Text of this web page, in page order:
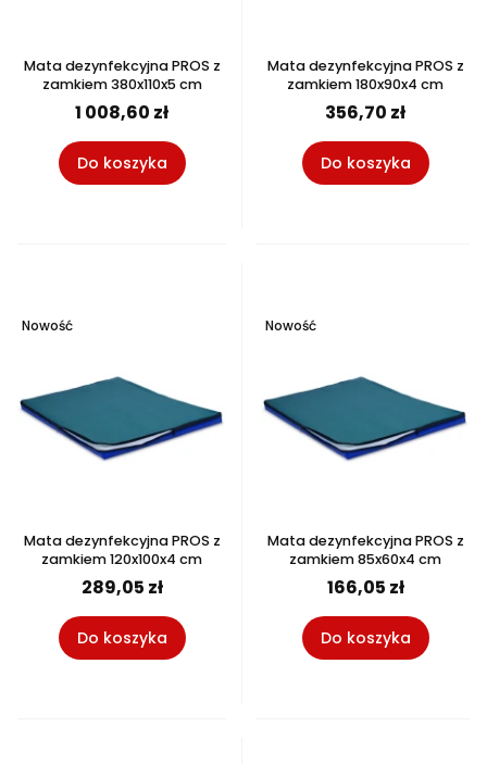
Mata dezynfekcyjna PROS z
zamkiem 380x110x5 cm
1 008,60 zł
Do koszyka
Mata dezynfekcyjna PROS z
zamkiem 180x90x4 cm
356,70 zł
Do koszyka
Nowość
Mata dezynfekcyjna PROS z
zamkiem 120x100x4 cm
289,05 zł
Do koszyka
Nowość
Mata dezynfekcyjna PROS z
zamkiem 85x60x4 cm
166,05 zł
Do koszyka